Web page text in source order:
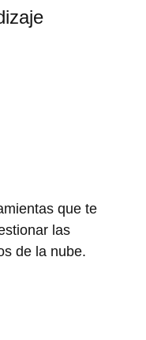
que te
las
de la nube.